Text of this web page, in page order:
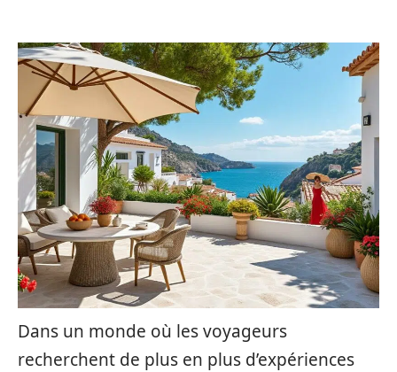
Dans un monde où les voyageurs
recherchent de plus en plus d’expériences